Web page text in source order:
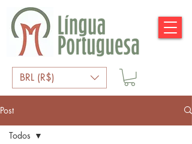
BRL (R$)
Post
Todos